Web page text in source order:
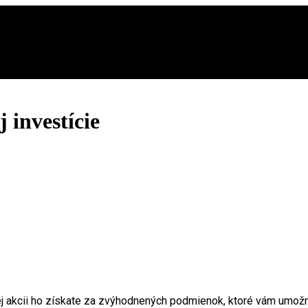
investície
akcii ho získate za zvýhodnených podmienok, ktoré vám